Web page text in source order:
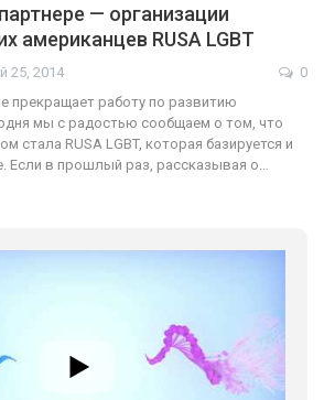
— организации
американцев RUSA LGBT
25, 2014
0
прекращает работу по развитию
мы с радостью сообщаем о том, что
стала RUSA LGBT, которая базируется и
Если в прошлый раз, рассказывая о…